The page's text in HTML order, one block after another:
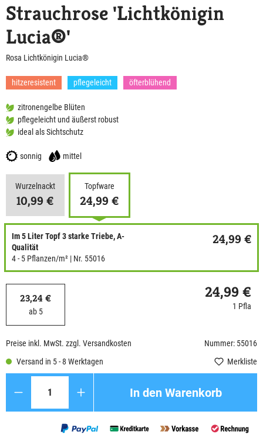
Strauchrose 'Lichtkönigin
Lucia®'
Rosa Lichtkönigin Lucia®
hitzeresistent pflegeleicht öfterblühend
zitronengelbe Blüten
pflegeleicht und äußerst robust
ideal als Sichtschutz
sonnig mittel
Wurzelnackt
10,99 €
Topfware
24,99 €
Im 5 Liter Topf 3 starke Triebe, A-
Qualität
4 - 5 Pflanzen/m² | Nr. 55016
24,99 €
23,24 €
ab 5
24,99 €
1 Pfla
Preise inkl. MwSt. zzgl. Versandkosten
Nummer: 55016
Versand in 5 - 8 Werktagen
Merkliste
In den Warenkorb